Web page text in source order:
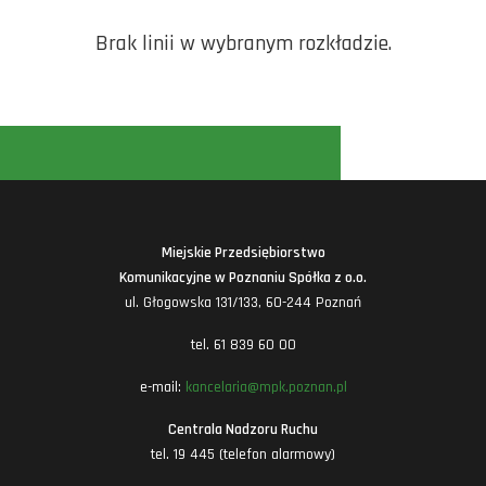
Brak linii w wybranym rozkładzie.
Miejskie Przedsiębiorstwo
Komunikacyjne w Poznaniu Spółka z o.o.
ul. Głogowska 131/133, 60-244 Poznań
tel. 61 839 60 00
e-mail: kancelaria@mpk.poznan.pl
Centrala Nadzoru Ruchu
tel. 19 445 (telefon alarmowy)